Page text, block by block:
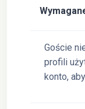
Goście
profili
konto,